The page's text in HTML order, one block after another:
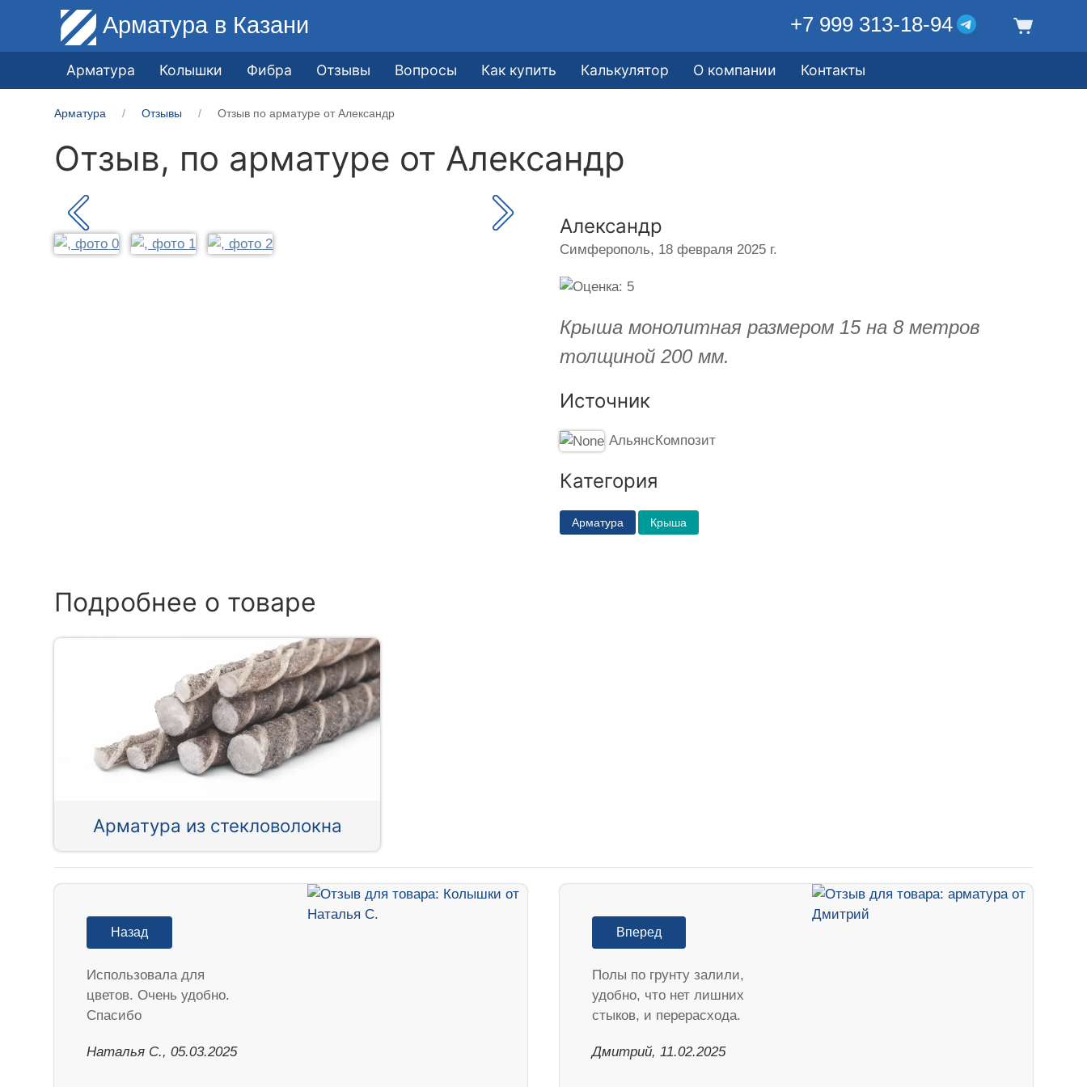
Арматура в Казани +7 999 313-18-94
Арматура Колышки Фибра Отзывы Вопросы Как купить Калькулятор О компании Контакты
Арматура Отзывы Отзыв по арматуре от Александр
Отзыв, по арматуре от Александр
Александр
Симферополь, 18 февраля 2025 г.
Крыша монолитная размером 15 на 8 метров
толщиной 200 мм.
Источник
АльянсКомпозит
Категория
Арматура Крыша
Подробнее о товаре
Арматура из стекловолокна
Назад
Использовала для
цветов. Очень удобно.
Спасибо
Наталья С., 05.03.2025
Вперед
Полы по грунту залили,
удобно, что нет лишних
стыков, и перерасхода.
Дмитрий, 11.02.2025